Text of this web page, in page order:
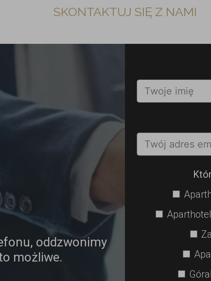
SKONTAKTUJ SIĘ Z NAMI
oddzwonimy
możliwe.